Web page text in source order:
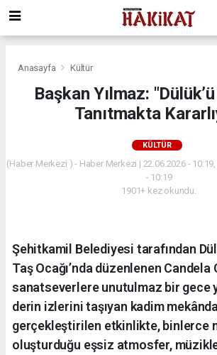
Anasayfa Kültür
Başkan Yılmaz:
Tanıtmakta
KÜLTÜR
(Haber Merkezi ) - Haber Merkezi | 22.06.2026 -
- 10:19
1901+ kez okundu.
Şehitkamil Belediyesi tarafından
Taş Ocağı’nda düzenlenen Candela
sanatseverlere unutulmaz bir gece
derin izlerini taşıyan kadim mekânda
gerçekleştirilen etkinlikte, binlerce
oluşturduğu eşsiz atmosfer,